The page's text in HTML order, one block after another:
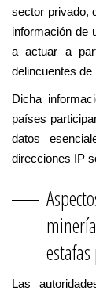
sector privado,
información de
a actuar a
delincuentes
Dicha
países
datos
direcciones IP
Las